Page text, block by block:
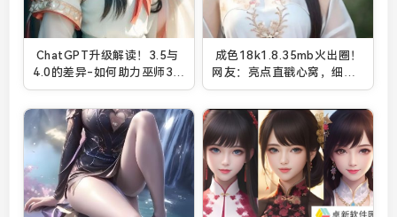
ChatGPT升级解读！3.5与
4.0的差异-如何助力巫师3畅
游体验！
成色18k1.8.35mb火出圈！
网友：亮点直戳心窝，细节
让人上头！